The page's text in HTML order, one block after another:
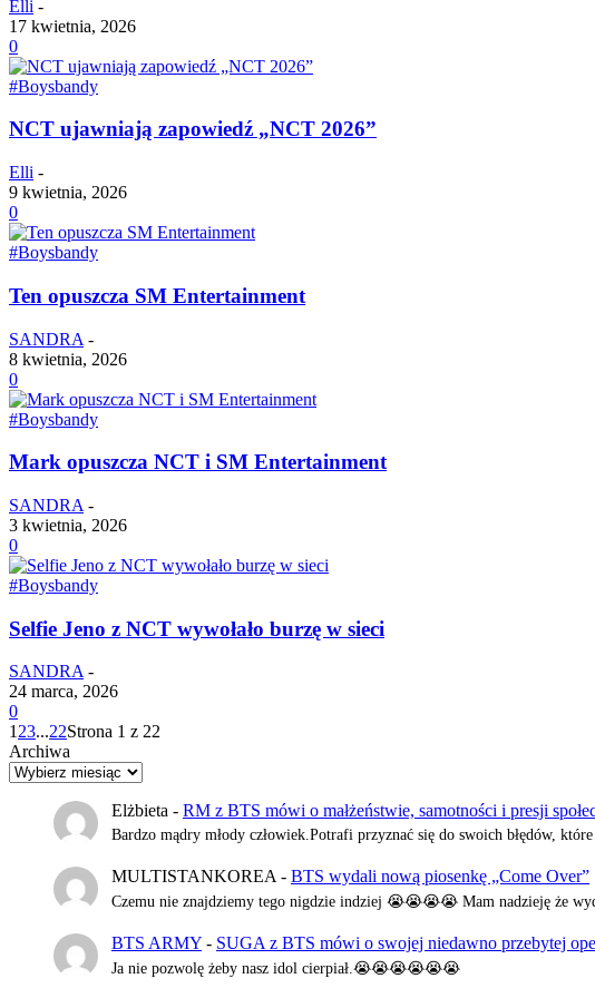
Elli -
17 kwietnia, 2026
0
#Boysbandy
NCT ujawniają zapowiedź „NCT 2026”
Elli -
9 kwietnia, 2026
0
#Boysbandy
Ten opuszcza SM Entertainment
SANDRA -
8 kwietnia, 2026
0
#Boysbandy
Mark opuszcza NCT i SM Entertainment
SANDRA -
3 kwietnia, 2026
0
#Boysbandy
Selfie Jeno z NCT wywołało burzę w sieci
SANDRA -
24 marca, 2026
0
123...22Strona 1 z 22
Archiwa
Elżbieta - RM z BTS mówi o małżeństwie, samotności i presji
Bardzo mądry młody człowiek.Potrafi przyznać się do swoich błędów,
MULTISTANKOREA - BTS wydali nową piosenkę „Come Over”
Czemu nie znajdziemy tego nigdzie indziej 😭😭😭😭 Mam nadzieję że
BTS ARMY - SUGA z BTS mówi o swojej niedawno przebytej
Ja nie pozwolę żeby nasz idol cierpiał.😭😭😭😭😭😭